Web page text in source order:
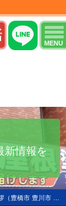
MENU
新情報を
屋根・外壁 塗装専門 河合塗装工業）